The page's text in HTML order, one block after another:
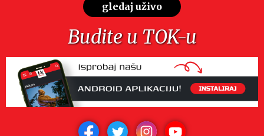
gledaj uživo
Budite u TOK-u